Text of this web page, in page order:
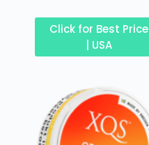
Click for Best Price
| USA